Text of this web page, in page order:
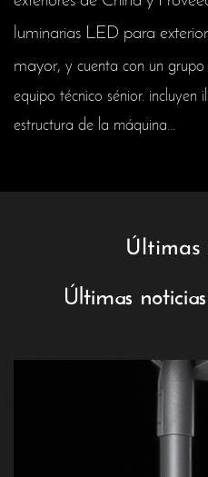
luminarias LED para
mayor, y cuenta con un
equipo técnico sénior. incluyen
estructura de la máquina...
Últimas
Últimas